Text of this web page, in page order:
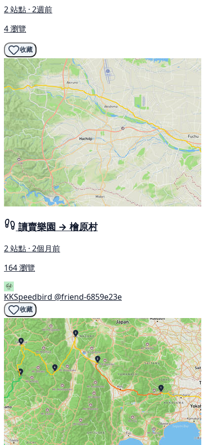
2 站點 · 2週前
4 瀏覽
收藏
讀賣樂園 → 檜原村
2 站點 · 2個月前
164 瀏覽
KKSpeedbird @friend-6859e23e
收藏